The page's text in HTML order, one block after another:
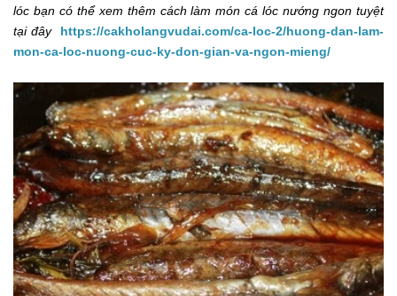
lóc bạn có thể xem thêm cách làm món cá lóc nướng ngon tuyệt
tại đây https://cakholangvudai.com/ca-loc-2/huong-dan-lam-
mon-ca-loc-nuong-cuc-ky-don-gian-va-ngon-mieng/